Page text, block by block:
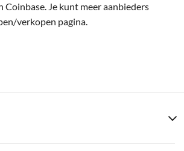
Coinbase. Je kunt meer aanbieders
verkopen pagina.